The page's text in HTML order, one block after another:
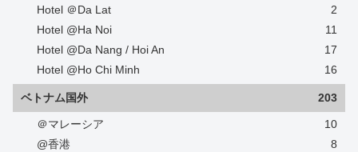
Hotel ＠Da Lat
2
Hotel @Ha Noi
11
Hotel @Da Nang / Hoi An
17
Hotel @Ho Chi Minh
16
ベトナム国外 203
＠マレーシア
10
@香港
8